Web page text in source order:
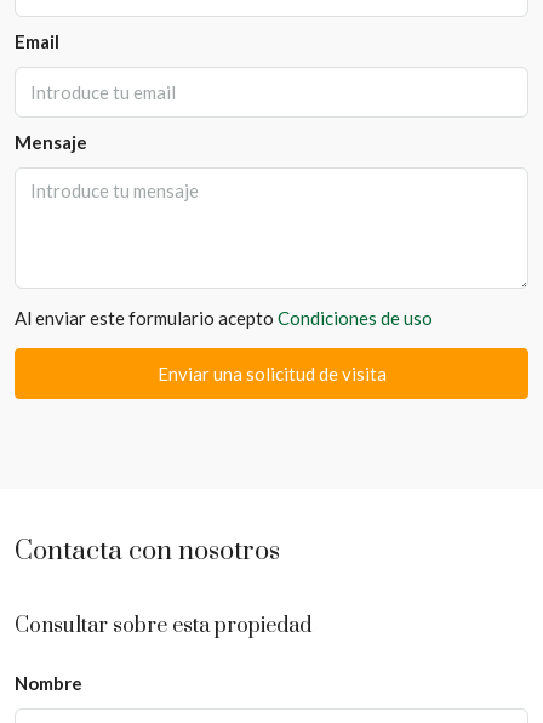
Email
Mensaje
Al enviar este formulario acepto Condiciones de uso
Enviar una solicitud de visita
Contacta con nosotros
Consultar sobre esta propiedad
Nombre